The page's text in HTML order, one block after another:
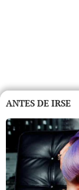
ANTES DE IRSE